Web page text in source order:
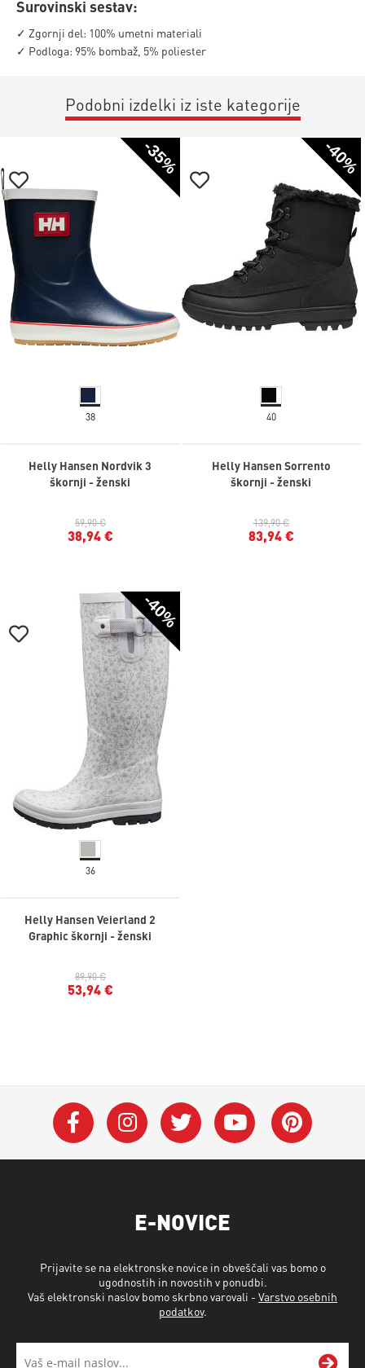
Surovinski sestav:
✓ Zgornji del: 100% umetni materiali
✓ Podloga: 95% bombaž, 5% poliester
Podobni izdelki iz iste kategorije
-35%
38
Helly Hansen Nordvik 3
škornji - ženski
59,90 €
38,94 €
-40%
40
Helly Hansen Sorrento
škornji - ženski
139,90 €
83,94 €
-40%
36
Helly Hansen Veierland 2
Graphic škornji - ženski
89,90 €
53,94 €
E-NOVICE
Prijavite se na elektronske novice in obveščali vas bomo o
ugodnostih in novostih v ponudbi.
Vaš elektronski naslov bomo skrbno varovali - Varstvo osebnih
podatkov.